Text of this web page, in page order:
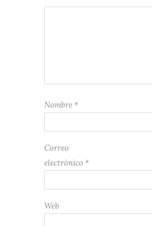
Nombre *
Correo
electrónico *
Web